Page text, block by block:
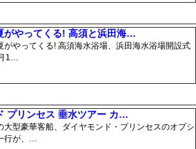
がやってくる! 高須と浜田海…
やってくる! 高須海水浴場、浜田海水浴場開設式
1…
プリンセス 垂水ツアー カ…
型豪華客船、ダイヤモンド・プリンセスのオプシ
行が、…